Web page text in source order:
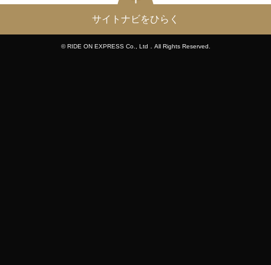
サイトナビをひらく
© RIDE ON EXPRESS Co., Ltd．All Rights Reserved.